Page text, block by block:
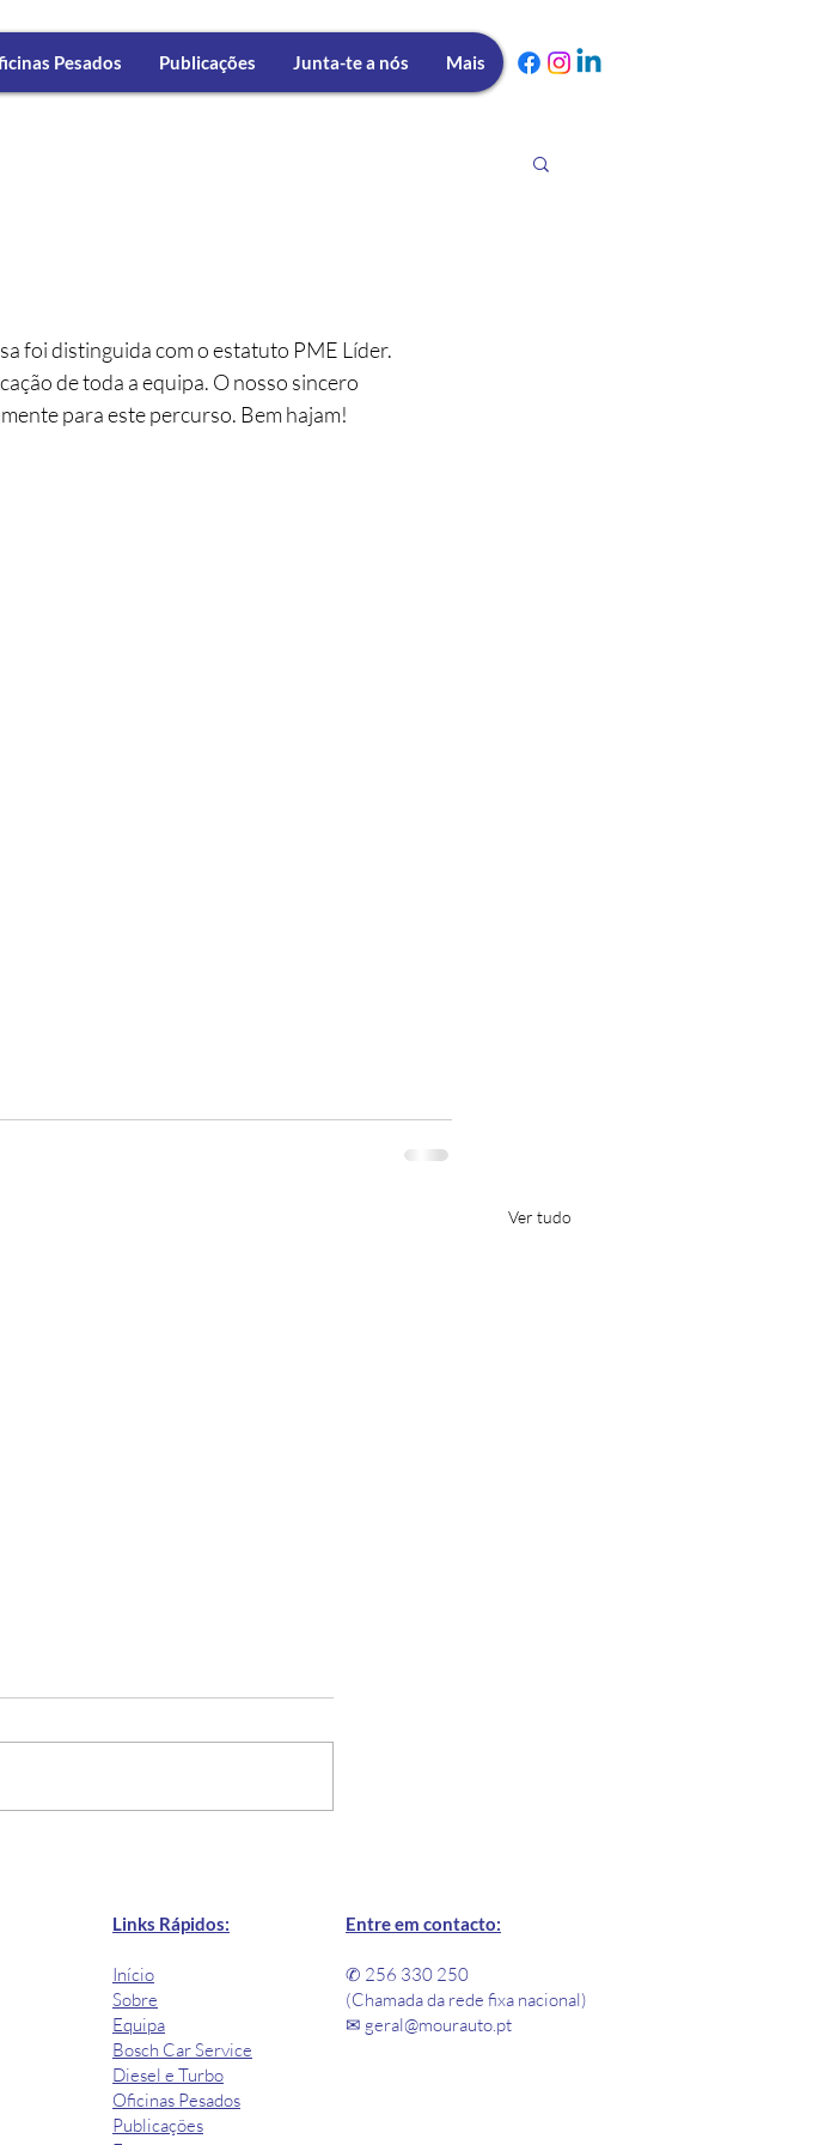
Pesados Publicações Junta-te a nós Mais
foi distinguida com o estatuto PME Líder.
de toda a equipa. O nosso sincero
para este percurso. Bem hajam!
Ver tudo
Links Rápidos:
Início
Sobre
Equipa
Bosch Car Service
Diesel e Turbo​
Oficinas Pesados​
Publicações
Entre em contacto:
✆ 256 330 250
(Chamada da rede fixa nacional)
​✉︎ geral@mourauto.pt